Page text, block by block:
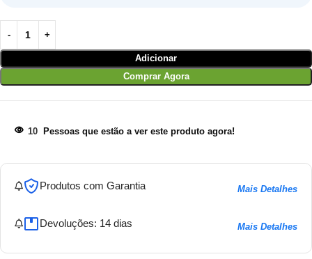
Adicionar
Comprar Agora
10 Pessoas que estão a ver este produto agora!
Produtos com Garantia Mais Detalhes
Devoluções: 14 dias Mais Detalhes